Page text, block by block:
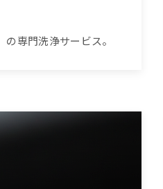
専門洗浄サービス。